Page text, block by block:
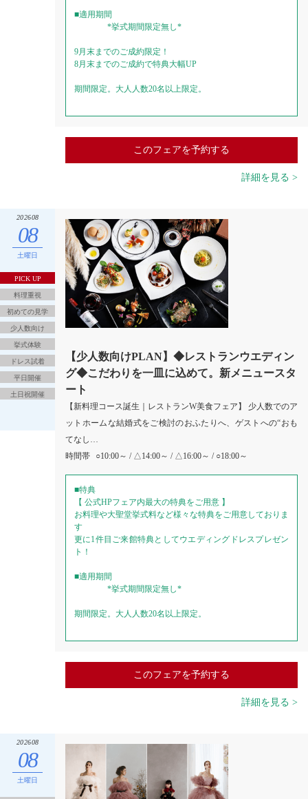
■適用期間
*挙式期間限定無し*
9月末までのご成約限定！
8月末までのご成約で特典大幅UP
期間限定。大人人数20名以上限定。
このフェアを予約する
詳細を見る >
202608
08
土曜日
PICK UP
料理重視
初めての見学
少人数向け
挙式体験
ドレス試着
平日開催
土日祝開催
【少人数向けPLAN】◆レストランウエディン
グ◆こだわりを一皿に込めて。新メニュースタ
ート
【新料理コース誕生｜レストランW美食フェア】 少人数でのア
ットホームな結婚式をご検討のおふたりへ、ゲストへの“おも
てなし…
時間帯
○10:00～ / △14:00～ / △16:00～ / ○18:00～
■特典
【 公式HPフェア内最大の特典をご用意 】
お料理や大聖堂挙式料など様々な特典をご用意しておりま
す
更に1件目ご来館特典としてウエディングドレスプレゼン
ト！
■適用期間
*挙式期間限定無し*
期間限定。大人人数20名以上限定。
このフェアを予約する
詳細を見る >
202608
08
土曜日